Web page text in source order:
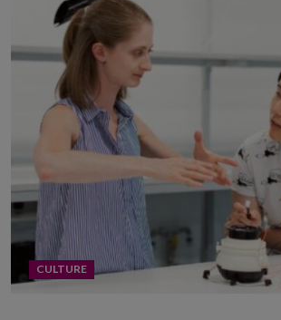
CULTURE